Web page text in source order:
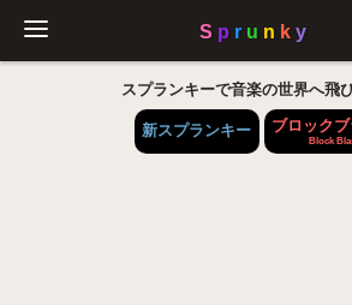
スプランキーで音楽の世界へ飛
新スプランキー ブロック
Block